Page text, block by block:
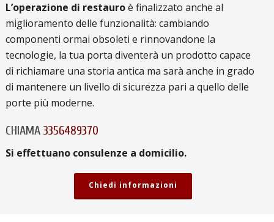
L’operazione di restauroè finalizzato anche al
miglioramento delle funzionalità: cambiando
componenti ormai obsoleti e rinnovandone la
tecnologie, la tua porta diventerà un prodotto capace
di richiamare una storia antica ma sarà anche in grado
di mantenere un livello di sicurezza pari a quello delle
porte più moderne.
CHIAMA3356489370
Si effettuano consulenze a domicilio.
Chiedi informazioni